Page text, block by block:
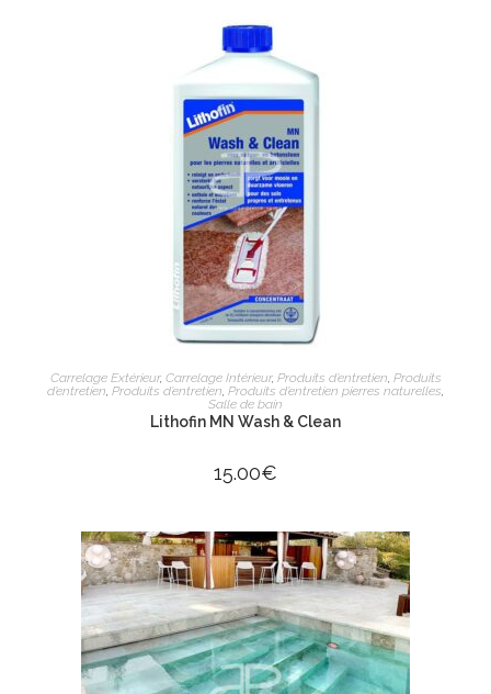
AJOUTER AU PANIER
Carrelage Extérieur, Carrelage Intérieur, Produits d’entretien Produits
d’entretien Produits d’entretien Produits d’entretien pierres naturelles
Salle de bain
Lithofin MN Wash & Clean
15.00€